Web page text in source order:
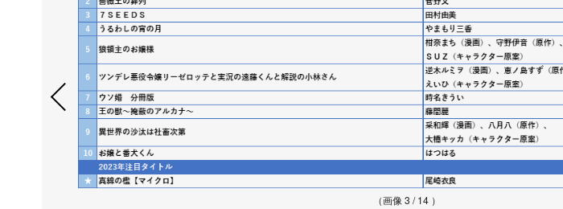
（画像 3 / 14 ）